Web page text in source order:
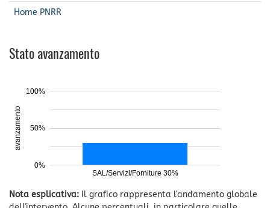
Home PNRR
Stato avanzamento
SAL/Servizi/Forniture 30%
0%
50%
100%
avanzamento
Nota esplicativa: Il grafico rappresenta l'andamento globale